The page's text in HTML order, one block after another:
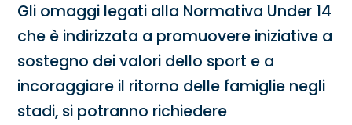
Gli omaggi legati alla Normativa Under 14
che è indirizzata a promuovere iniziative a
sostegno dei valori dello sport e a
incoraggiare il ritorno delle famiglie negli
stadi, si potranno richiedere